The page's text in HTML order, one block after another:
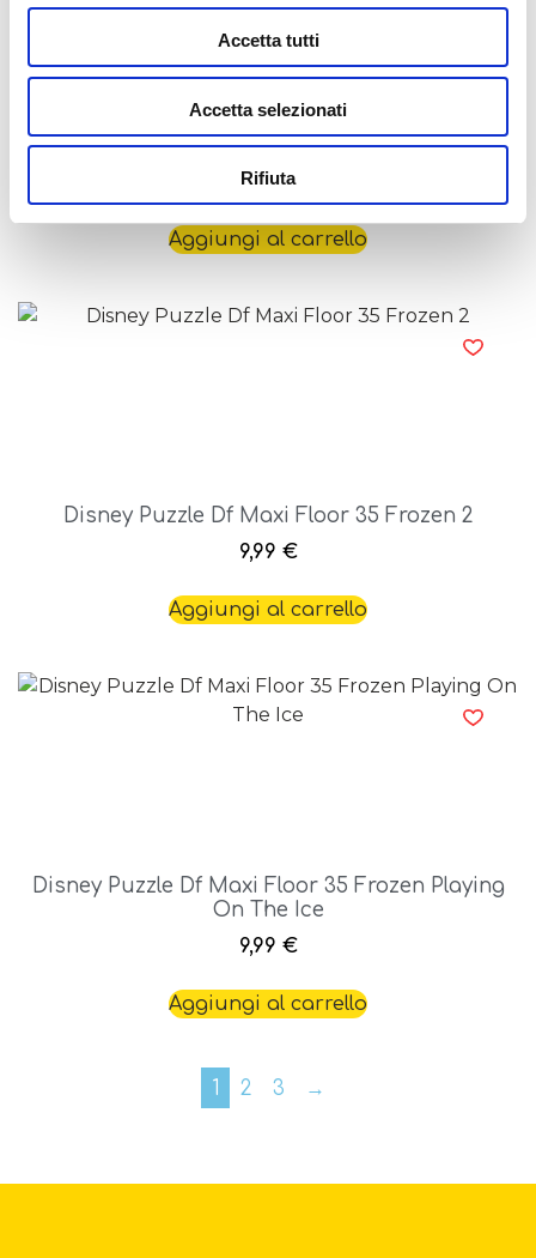
Accetta tutti
Accetta selezionati
Rifiuta
Disney Puzzle Df Maxi Floor 24 Frozen
9,99€
Aggiungi al carrello
Disney Puzzle Df Maxi Floor 35 Frozen 2
9,99 €
Aggiungi al carrello
Disney Puzzle Df Maxi Floor 35 Frozen Playing
On The Ice
9,99 €
Aggiungi al carrello
1 2 3 →